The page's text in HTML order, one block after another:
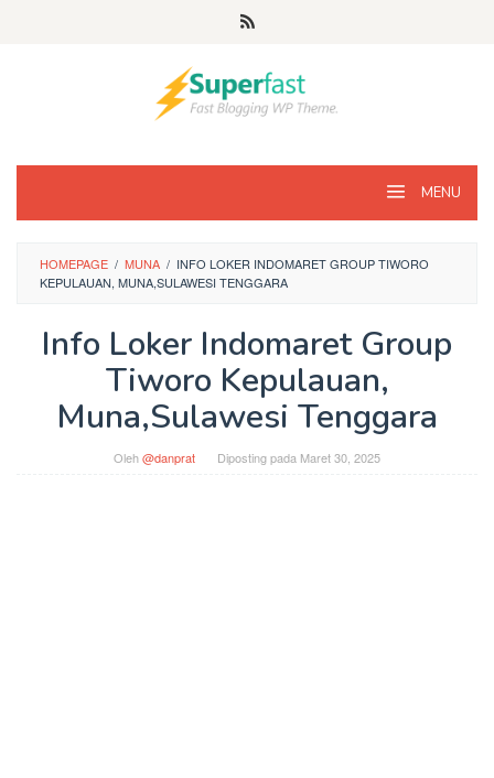
MENU
HOMEPAGE / MUNA / INFO LOKER INDOMARET GROUP TIWORO
KEPULAUAN, MUNA,SULAWESI TENGGARA
Info Loker Indomaret Group
Tiworo Kepulauan,
Muna,Sulawesi Tenggara
Oleh@danprat Diposting pada Maret 30, 2025